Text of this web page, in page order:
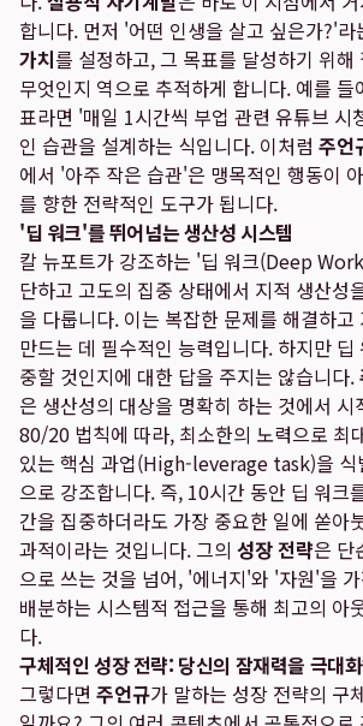
합니다. 먼저 '어떤 인생을 살고 싶은가?'라
가치를 설정하고, 그 목표를 달성하기 위해
무엇인지 역으로 추적하게 합니다. 예를 들
표라면 '매일 1시간씩 부업 관련 유튜브 시
인 습관을 설계하는 식입니다. 이처럼 주언
에서 '아주 작은 습관'은 맹목적인 행동이
를 향한 전략적인 도구가 됩니다.
'딥 워크'를 뛰어넘는 생산성 시스템
칼 뉴포트가 강조하는 '딥 워크(Deep
단하고 고도의 집중 상태에서 지적 생산성
을 다룹니다. 이는 복잡한 문제를 해결하고
만드는 데 필수적인 능력입니다. 하지만
중할 것인지에 대한 답을 주지는 않습니다.
은 생산성의 대상을 명확히 하는 것에서 시
80/20 법칙에 따라, 최소한의 노력으로 최
있는 핵심 과업(High-leverage task)을 식
으로 강조합니다. 즉, 10시간 동안 딥 워크
간을 집중하더라도 가장 중요한 일에 쏟아
과적이라는 것입니다. 그의 성장 전략은 단
으로 쓰는 것을 넘어, '에너지'와 '자원'을
배분하는 시스템적 접근을 통해 최고의 아
다.
구체적인 성장 전략: 당신의 잠재력을 극대
그렇다면 주언규가 말하는 성장 전략의 구